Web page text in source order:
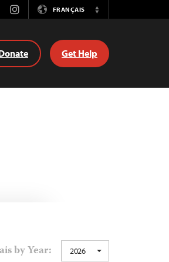
InstagramFRANÇAIS
Switch
Get Help
by Year: 2026